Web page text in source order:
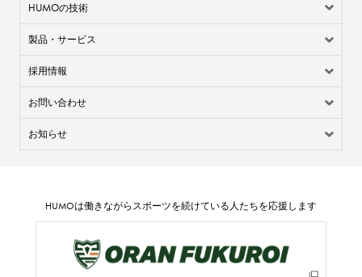
HUMOの技術
製品・サービス
採用情報
お問い合わせ
お知らせ
HUMOは働きながらスポーツを続けている人たちを応援します